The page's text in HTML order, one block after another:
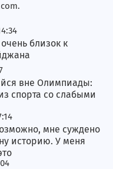
близок к
вне Олимпиады:
спорта со слабыми
мне суждено
историю. У меня